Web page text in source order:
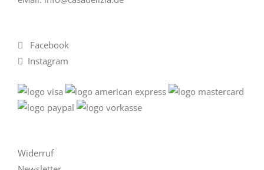
Facebook
Instagram
Widerruf